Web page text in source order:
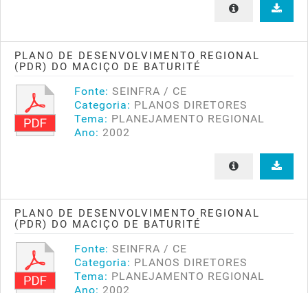
PLANO DE DESENVOLVIMENTO REGIONAL
(PDR) DO MACIÇO DE BATURITÉ
Fonte: SEINFRA / CE
Categoria: PLANOS DIRETORES
Tema: PLANEJAMENTO REGIONAL
Ano: 2002
PLANO DE DESENVOLVIMENTO REGIONAL
(PDR) DO MACIÇO DE BATURITÉ
Fonte: SEINFRA / CE
Categoria: PLANOS DIRETORES
Tema: PLANEJAMENTO REGIONAL
Ano: 2002